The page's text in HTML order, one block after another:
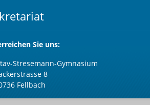
Sie uns:
Stresemann-Gymnasium
8
Fellbach